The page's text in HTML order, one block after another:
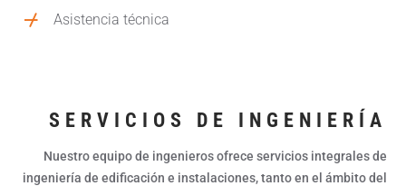
Asistencia técnica
SERVICIOS DE INGENIERÍA
Nuestro equipo de ingenieros ofrece servicios integrales de
ingeniería de edificación e instalaciones, tanto en el ámbito del